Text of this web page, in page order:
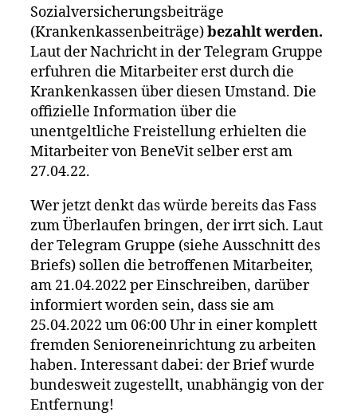
Sozialversicherungsbeiträge
(Krankenkassenbeiträge)bezahlt werden.
Laut der Nachricht in der Telegram Gruppe
erfuhren die Mitarbeiter erst durch die
Krankenkassen über diesen Umstand. Die
offizielle Information über die
unentgeltliche Freistellung erhielten die
Mitarbeiter von BeneVit selber erst am
27.04.22.
Wer jetzt denkt das würde bereits das Fass
zum Überlaufen bringen, der irrt sich. Laut
der Telegram Gruppe (siehe Ausschnitt des
Briefs) sollen die betroffenen Mitarbeiter,
am 21.04.2022 per Einschreiben, darüber
informiert worden sein, dass sie am
25.04.2022 um 06:00 Uhr in einer komplett
fremden Senioreneinrichtung zu arbeiten
haben. Interessant dabei: der Brief wurde
bundesweit zugestellt, unabhängig von der
Entfernung!